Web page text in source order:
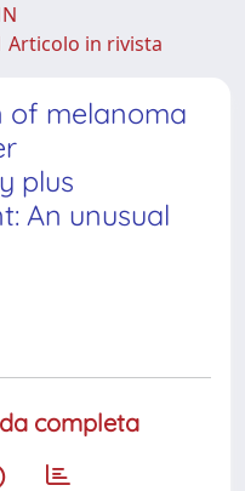
Articolo in rivista
of melanoma
plus
An unusual
completa